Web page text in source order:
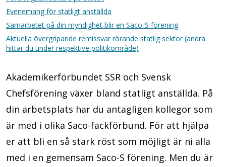
Evenemang för statligt anställda
Samarbetet på din myndighet blir en Saco-S förening
Aktuella övergripande remissvar rörande statlig sektor (andra
hittar du under respektive politikområde)
Akademikerförbundet SSR och Svensk
Chefsförening växer bland statligt anställda. På
din arbetsplats har du antagligen kollegor som
är med i olika Saco-fackförbund. För att hjälpa
er att bli en så stark röst som möjligt är ni alla
med i en gemensam Saco-S förening. Men du är